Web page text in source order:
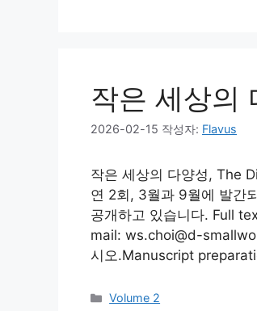
작은 세상의
2026-02-15 작성자: Flavus
작은 세상의 다양성, The
연 2회, 3월과 9월에 발간
공개하고 있습니다. Full
mail: ws.choi@d-
시오.Manuscript
카
Volume 2